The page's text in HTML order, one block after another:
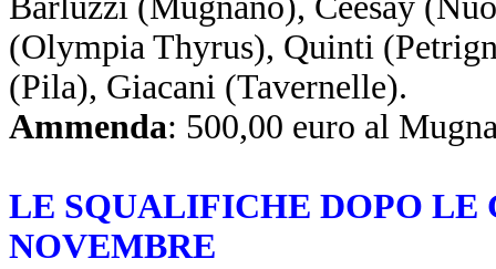
(Olympia Thyrus), Quinti
(Pila), Giacani (Tavernelle).
Ammenda: 500,00 euro al
LE SQUALIFICHE DOPO LE
NOVEMBRE